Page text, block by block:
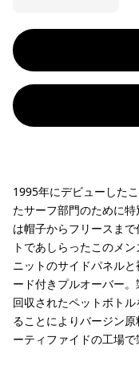
1995年にデビューした
たサーフ部門のために
は帽子からフリースま
トであしらったこのメ
ニットのサイドパネル
ード付きプルオーバー
回収されたペットボト
ることによりバージン
ーティファイドの工場で